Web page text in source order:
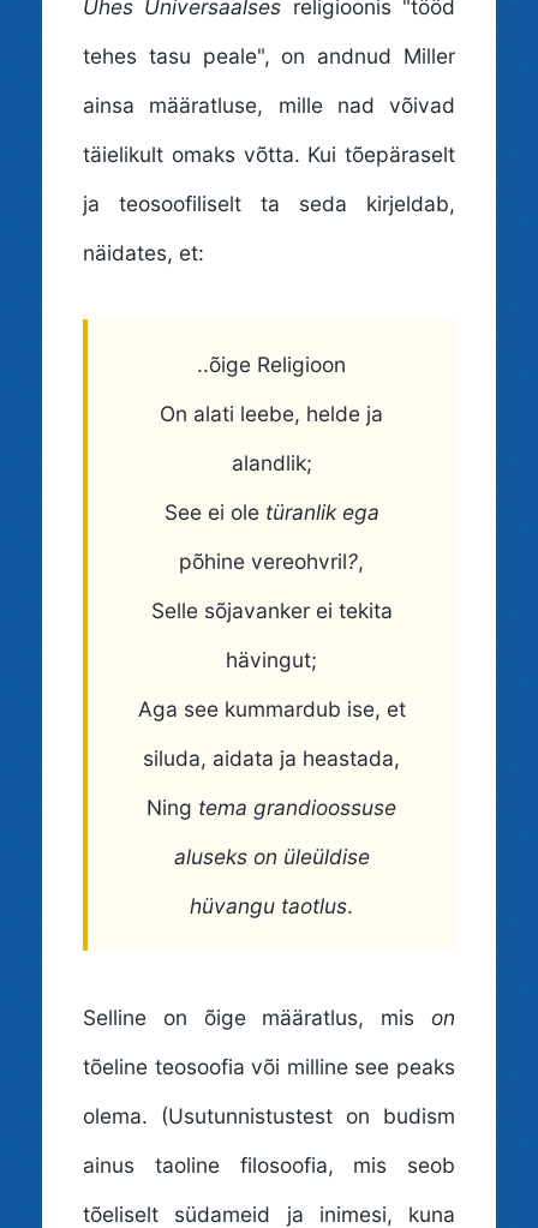
Ühes Universaalses religioonis "tööd
tehes tasu peale", on andnud Miller
ainsa määratluse, mille nad võivad
täielikult omaks võtta. Kui tõepäraselt
ja teosoofiliselt ta seda kirjeldab,
näidates, et:
..õige Religioon
On alati leebe, helde ja
alandlik;
See ei ole türanlik ega
põhine vereohvril?,
Selle sõjavanker ei tekita
hävingut;
Aga see kummardub ise, et
siluda, aidata ja heastada,
Ning tema grandioossuse
aluseks on üleüldise
hüvangu taotlus.
Selline on õige määratlus, mis on
tõeline teosoofia või milline see peaks
olema. (Usutunnistustest on budism
ainus taoline filosoofia, mis seob
tõeliselt südameid ja inimesi, kuna